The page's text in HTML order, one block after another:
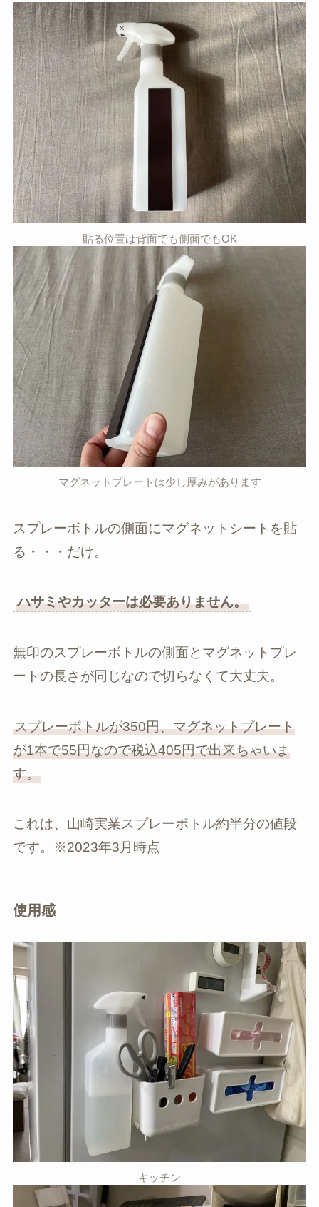
貼る位置は背面でも側面でもOK
マグネットプレートは少し厚みがあります
スプレーボトルの側面にマグネットシートを貼
る・・・だけ。
ハサミやカッターは必要ありません。
無印のスプレーボトルの側面とマグネットプレ
ートの長さが同じなので切らなくて大丈夫。
スプレーボトルが350円、マグネットプレート
が1本で55円なので税込405円で出来ちゃいま
す。
これは、山崎実業スプレーボトル約半分の値段
です。※2023年3月時点
使用感
キッチン